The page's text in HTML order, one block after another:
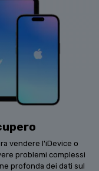
vendere l'iDevice o
problemi complessi
profonda dei dati sul